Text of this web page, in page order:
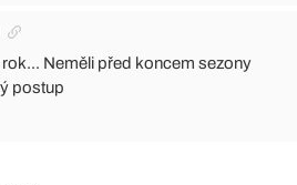
Neměli před koncem sezony
postup